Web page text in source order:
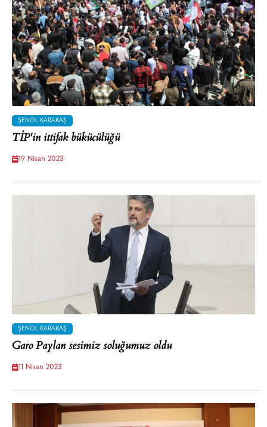
ŞENOL KARAKAŞ
TİP'in ittifak bükücülüğü
19 Nisan 2023
ŞENOL KARAKAŞ
Garo Paylan sesimiz soluğumuz oldu
11 Nisan 2023